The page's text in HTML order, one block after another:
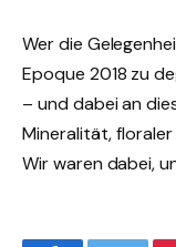
Wer die
Epoque 2018 zu
– und dabei an
Mineralität,
Wir waren dabei,